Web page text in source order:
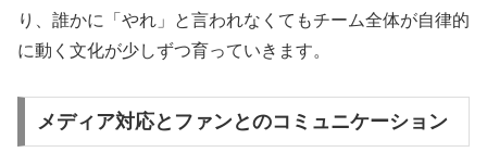
り、誰かに「やれ」と言われなくてもチーム全体が自律的
に動く文化が少しずつ育っていきます。
メディア対応とファンとのコミュニケーション